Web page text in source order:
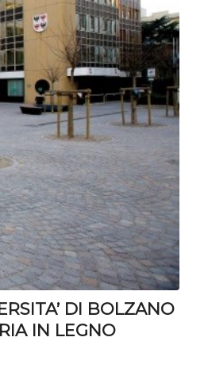
DI BOLZANO
IN LEGNO